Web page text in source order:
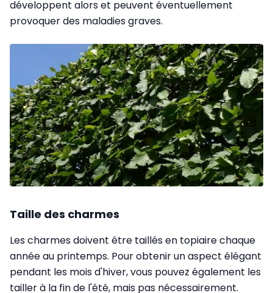
développent alors et peuvent éventuellement
provoquer des maladies graves.
Taille des charmes
Les charmes doivent être taillés en topiaire chaque
année au printemps. Pour obtenir un aspect élégant
pendant les mois d'hiver, vous pouvez également les
tailler à la fin de l'été, mais pas nécessairement.